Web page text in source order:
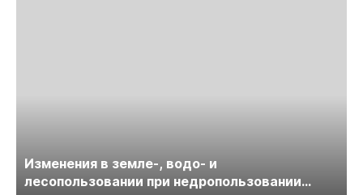
Изменения в земле-, водо- и
лесопользовании при недропользовании